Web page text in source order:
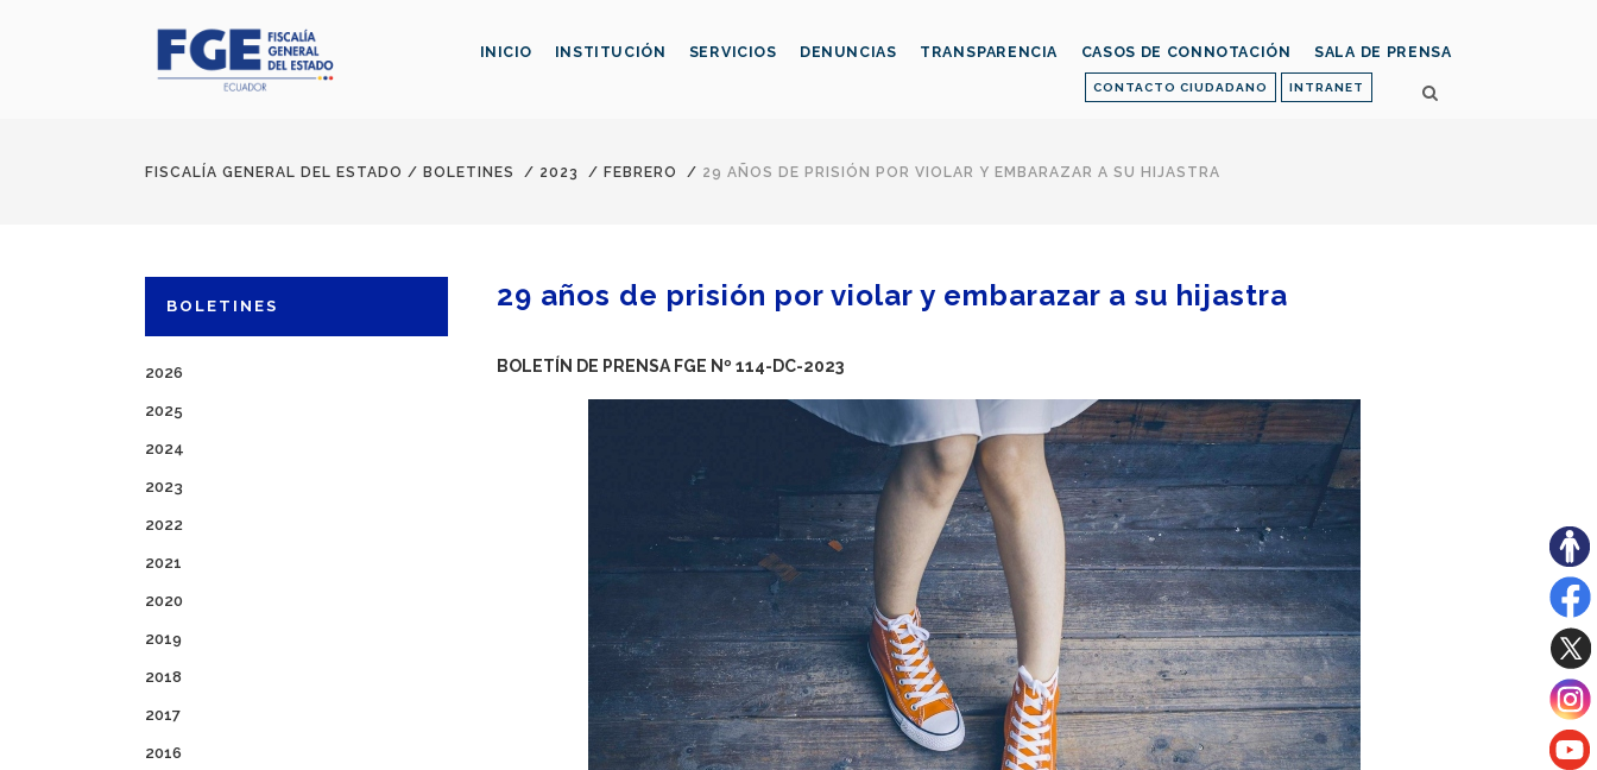
CONTACTO CIUDADANO INTRANET
INICIO INSTITUCIÓN SERVICIOS DENUNCIAS TRANSPARENCIA CASOS DE CONNOTACIÓN SALA DE PRENSA
FISCALÍA GENERAL DEL ESTADO / BOLETINES / 2023 / FEBRERO / 29 AÑOS DE PRISIÓN POR VIOLAR Y EMBARAZAR A SU HIJASTRA
BOLETINES
2026
2025
2024
2023
2022
2021
2020
2019
2018
2017
2016
29 años de prisión por violar y embarazar a su hijastra
BOLETÍN DE PRENSA FGE Nº 114-DC-2023